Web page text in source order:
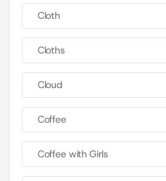
Cloth
Cloths
Cloud
Coffee
Coffee with Girls